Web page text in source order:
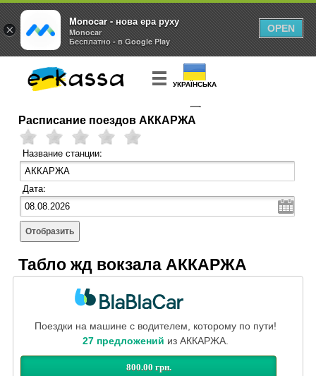
УКРАЇНСЬКА
КУПИТЬ
Расписание поездов АККАРЖА
Название станции:
Дата:
Отобразить
Табло жд вокзала АККАРЖА
Поездки на машине с водителем, которому по пути!
27 предложений из АККАРЖА.
800.00 грн.
×
Monocar - нова ера руху
Monocar
Бесплатно - в Google Play
OPEN